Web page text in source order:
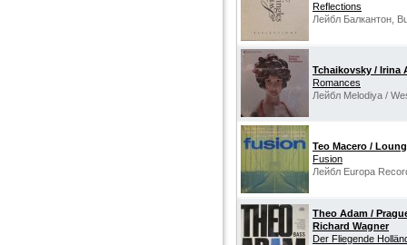
Reflections
Лейбл Балкантон,
Tchaikovsky / Irina
Romances
Лейбл Melodiya /
Teo Macero /
Fusion
Лейбл Europa
Theo Adam /
Richard Wagner
Der Fliegende